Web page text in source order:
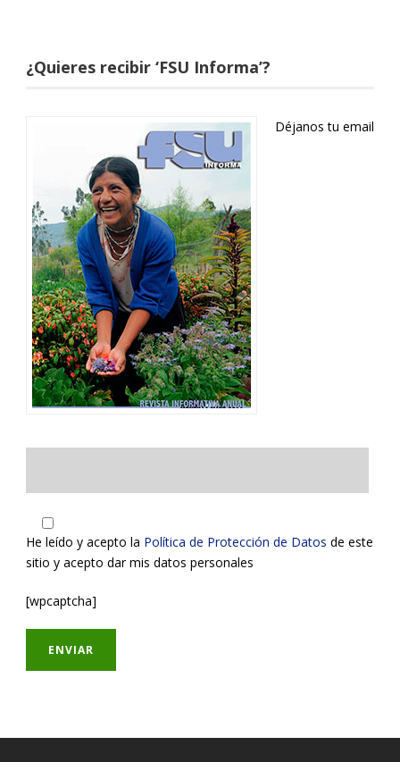
¿Quieres recibir ‘FSU Informa’?
Déjanos tu email
He leído y acepto la Política de Protección de Datos de este
sitio y acepto dar mis datos personales
[wpcaptcha]